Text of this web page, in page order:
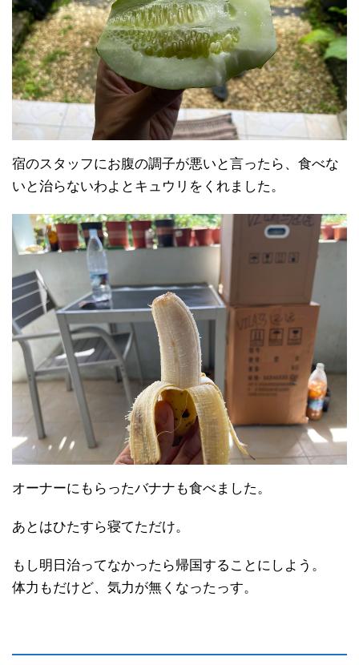
宿のスタッフにお腹の調子が悪いと言ったら、食べな
いと治らないわよとキュウリをくれました。
オーナーにもらったバナナも食べました。
あとはひたすら寝てただけ。
もし明日治ってなかったら帰国することにしよう。
体力もだけど、気力が無くなったっす。